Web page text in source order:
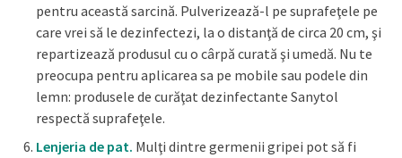
pentru această sarcină. Pulverizează-l pe suprafeţele pe
care vrei să le dezinfectezi, la o distanţă de circa 20 cm, şi
repartizează produsul cu o cârpă curată şi umedă. Nu te
preocupa pentru aplicarea sa pe mobile sau podele din
lemn: produsele de curăţat dezinfectante Sanytol
respectă suprafeţele.
Lenjeria de pat. Mulţi dintre germenii gripei pot să fi